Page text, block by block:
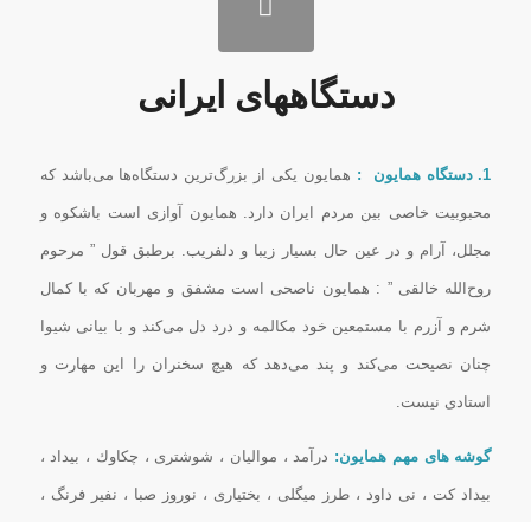
دستگاههای ایرانی
1. دستگاه همایون : همایون یکى از بزرگ‌ترین دستگاه‌ها مى‌باشد که
محبوبیت خاصى بین مردم ایران دارد. همایون آوازى است باشکوه و
مجلل، آرام و در عین حال بسیار زیبا و دلفریب. برطبق قول ” مرحوم
روح‌الله خالقی ” : همایون ناصحى است مشفق و مهربان که با کمال
شرم و آزرم با مستمعین خود مکالمه و درد دل مى‌کند و با بیانى شیوا
چنان نصیحت مى‌کند و پند مى‌دهد که هیچ سخنران را این مهارت و
استادى نیست.
گوشه های مهم همایون: درآمد ، موالیان ، شوشتری ، چكاوك ، بیداد ،
بیداد كت ، نی داود ، طرز میگلی ، بختیاری ، نوروز صبا ، نفیر فرنگ ،